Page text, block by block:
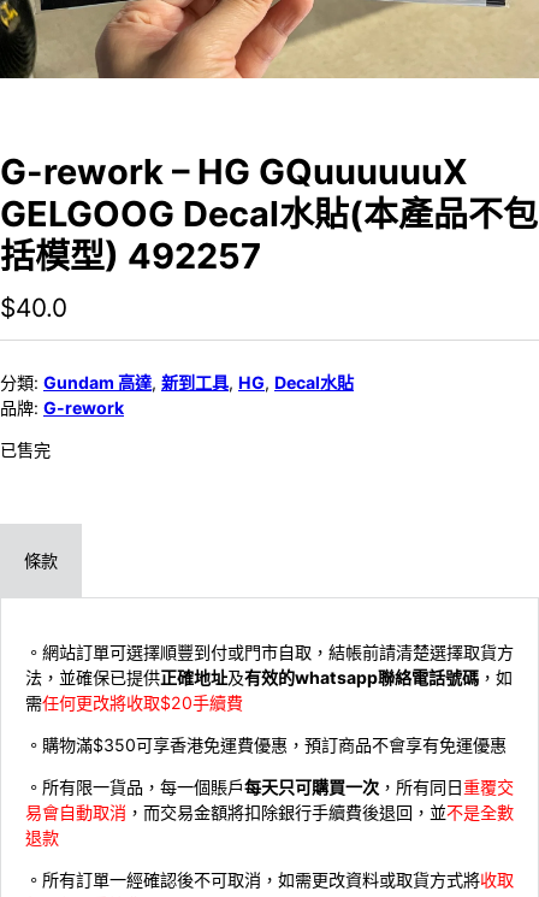
G-rework – HG GQuuuuuuX
GELGOOG Decal水貼(本產品不包
括模型) 492257
$40.0
分類: Gundam 高達, 新到工具, HG, Decal水貼
品牌: G-rework
已售完
條款
。網站訂單可選擇順豐到付或門市自取，結帳前請清楚選擇取貨方
法，並確保已提供正確地址及有效的whatsapp聯絡電話號碼 ，如
需任何更改將收取$20手續費
。購物滿$350可享香港免運費優惠，預訂商品不會享有免運優惠
。所有限一貨品，每一個賬戶每天只可購買一次 ，所有同日重覆交
易會自動取消 ，而交易金額將扣除銀行手續費後退回，並不是全數
退款
。所有訂單一經確認後不可取消，如需更改資料或取貨方式將收取